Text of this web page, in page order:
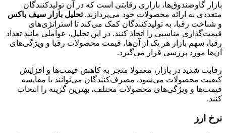
بازار گاوصندوق‌ها، بازاری رقابتی است که در آن تولیدکنندگان
متعددی به ارائه محصولات خود می‌پردازند.تحلیل بازار سیف باکس
و شناخت رقبا، به تولیدکنندگان کمک می‌کند تا استراتژی‌های
قیمت‌گذاری مناسبی را اتخاذ کنند. در این تحلیل، عواملی مانند تعداد
رقبا، سهم بازار هر یک از آن‌ها، قیمت محصولات رقبا و ویژگی‌های
آن‌ها مورد بررسی قرار می‌گیرد.
رقابت شدید در بازار، معمولا منجر به کاهش قیمت‌ها و افزایش
کیفیت محصولات می‌شود. مصرف‌کنندگان می‌توانند با مقایسه
قیمت‌ها و ویژگی‌های محصولات مختلف، بهترین گزینه را انتخاب
کنند.
نرخ ارز